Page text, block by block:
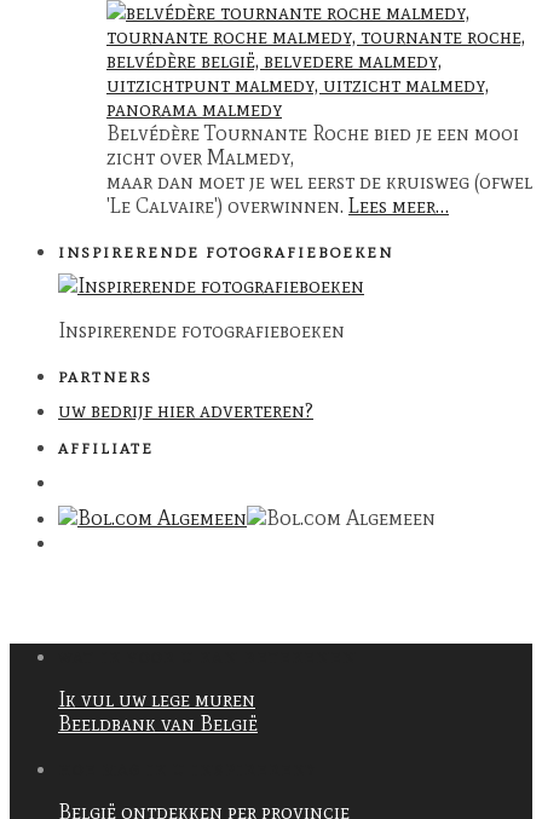
Belvédère Tournante Roche bied je een mooi
zicht over Malmedy,
maar dan moet je wel eerst de kruisweg (ofwel
'Le Calvaire') overwinnen. Lees meer…
INSPIRERENDE FOTOGRAFIEBOEKEN
Inspirerende fotografieboeken
PARTNERS
uw bedrijf hier adverteren?
AFFILIATE
Ik vul uw lege muren
Beeldbank van België
België ontdekken per provincie